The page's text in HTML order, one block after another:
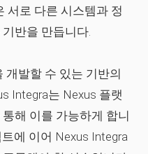
서로 다른 시스템과 정
반을 만듭니다.
개발할 수 있는 기반의
Integra는 Nexus 플랫
해 이를 가능하게 합니
에 이어 Nexus Integra